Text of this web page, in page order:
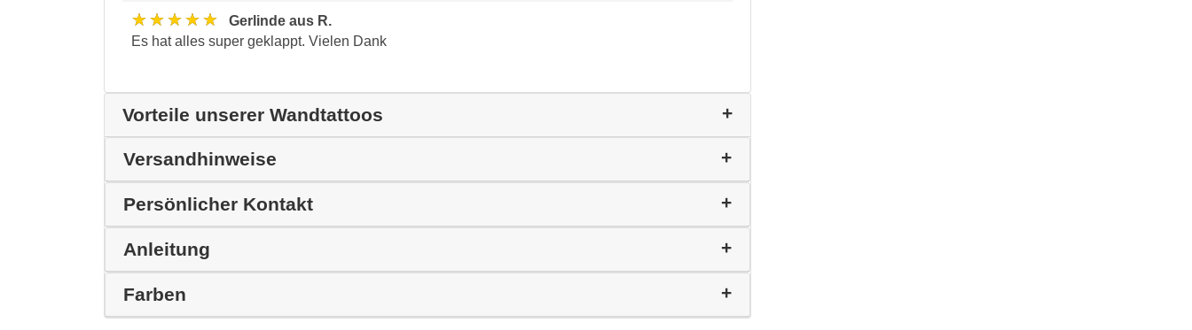
★★★★★
Gerlinde aus R.
Es hat alles super geklappt. Vielen Dank
Vorteile unserer Wandtattoos
Versandhinweise
Persönlicher Kontakt
Anleitung
Farben